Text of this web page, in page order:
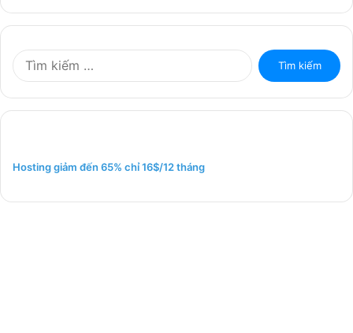
k
o
Hosting giảm đến 65% chỉ 16$/12 tháng